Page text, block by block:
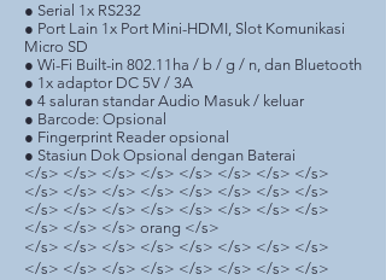
● Serial 1x RS232
● Port Lain 1x Port Mini-HDMI, Slot Komunikasi
Micro SD
● Wi-Fi Built-in 802.11ha / b / g / n, dan Bluetooth
● 1x adaptor DC 5V / 3A
● 4 saluran standar Audio Masuk / keluar
● Barcode: Opsional
● Fingerprint Reader opsional
● Stasiun Dok Opsional dengan Baterai
</s> </s> </s> </s> </s> </s> </s> </s>
</s> </s> </s> </s> </s> </s> </s> </s>
</s> </s> </s> </s> </s> </s> </s> </s>
</s> </s> </s> orang </s>
</s> </s> </s> </s> </s> </s> </s> </s>
</s> </s> </s> </s> </s> </s> </s> </s>